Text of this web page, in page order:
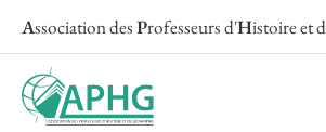
Association desProfesseurs d'Histoire et